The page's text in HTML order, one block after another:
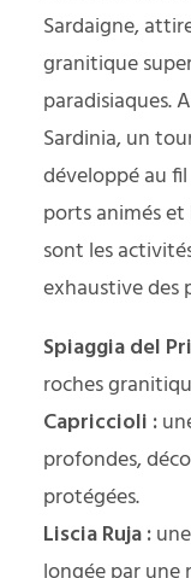
Sardaigne,
granitique
paradisiaques.
Sardinia, un
développé au fil
ports animés
sont les
exhaustive des
Spiaggia del
roches
Capriccioli :
profondes,
protégées.
Liscia Ruja :